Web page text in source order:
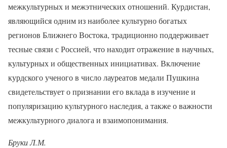
межкультурных и межэтнических отношений. Курдистан,
являющийся одним из наиболее культурно богатых
регионов Ближнего Востока, традиционно поддерживает
тесные связи с Россией, что находит отражение в научных,
культурных и общественных инициативах. Включение
курдского ученого в число лауреатов медали Пушкина
свидетельствует о признании его вклада в изучение и
популяризацию культурного наследия, а также о важности
межкультурного диалога и взаимопонимания.
Бруки Л.М.